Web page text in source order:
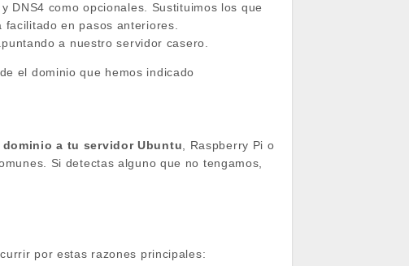
DNS4 como opcionales. Sustituimos los que
en pasos anteriores.
a nuestro servidor casero.
el dominio que hemos indicado
a tu servidor Ubuntu , Raspberry Pi o
Si detectas alguno que no tengamos,
por estas razones principales: